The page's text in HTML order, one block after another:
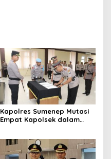
Kapolres Sumenep Mutasi
Empat Kapolsek dalam